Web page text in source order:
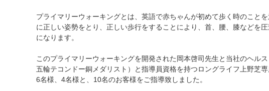
プライマリーウォーキングとは、英語で赤ちゃんが初めて歩く時のこと
に正しい姿勢をとり、正しい歩行をすることにより、首、腰、膝などを
になります。
このプライマリーウォーキングを開発された岡本啓司先生と当社のヘル
五輪テコンドー銅メダリスト）と指導員資格を持つロングライフ上野芝
6名様、4名様と、10名のお客様をご指導致しました。